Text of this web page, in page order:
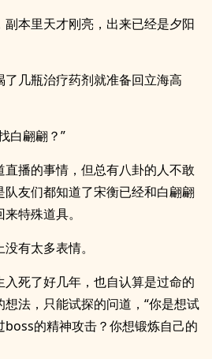
本里天才刚亮，出来已经是夕阳
几瓶治疗药剂就准备回立海高
白翩翩？”
播的事情，但总有八卦的人不敢
友们都知道了宋衡已经和白翩翩
特殊道具。
有太多表情。
入死了好几年，也自认算是过命的
法，只能试探的问道，“你是想试
的精神攻击？你想锻炼自己的